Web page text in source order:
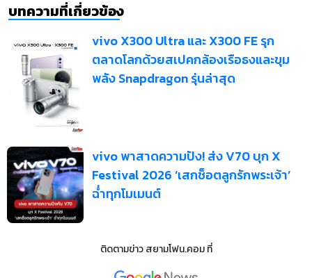
บทความที่เกี่ยวข้อง
vivo X300 Ultra และ X300 FE รุก
ตลาดโลกด้วยสเปคกล้องเรือธงและขุม
พลัง Snapdragon รุ่นล่าสุด
vivo พาสาดความปัง! ส่ง V70 บุก X
Festival 2026 ‘เสกช็อตลูกรักพระเจ้า’
ฉ่ำทุกโมเมนต์
ติดตามข่าวสยามโฟน.คอมที่